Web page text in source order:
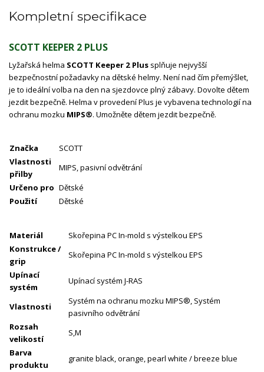
Kompletní specifikace
SCOTT KEEPER 2 PLUS
Lyžařská helma SCOTT Keeper 2 Plus splňuje nejvyšší
bezpečnostní požadavky na dětské helmy. Není nad čím přemýšlet,
je to ideální volba na den na sjezdovce plný zábavy. Dovolte dětem
jezdit bezpečně. Helma v provedení Plus je vybavena technologií na
ochranu mozku MIPS®. Umožněte dětem jezdit bezpečně.
Značka
SCOTT
Vlastnosti
přilby
MIPS, pasivní odvětrání
Určeno pro Dětské
Použití
Dětské
Materiál
Skořepina PC In-mold s výstelkou EPS
Konstrukce /
grip
Skořepina PC In-mold s výstelkou EPS
Upínací
systém
Upínací systém J-RAS
Vlastnosti
Systém na ochranu mozku MIPS®, Systém
pasivního odvětrání
Rozsah
velikostí
S,M
Barva
produktu
granite black, orange, pearl white / breeze blue